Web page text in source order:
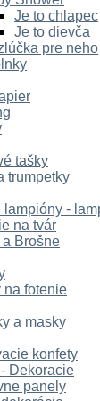
Je to chlapec
Je to dievča
pre neho
tašky
trumpetky
lampióny -
na tvár
Brošne
na fotenie
a masky
konfety
Dekoracie
panely